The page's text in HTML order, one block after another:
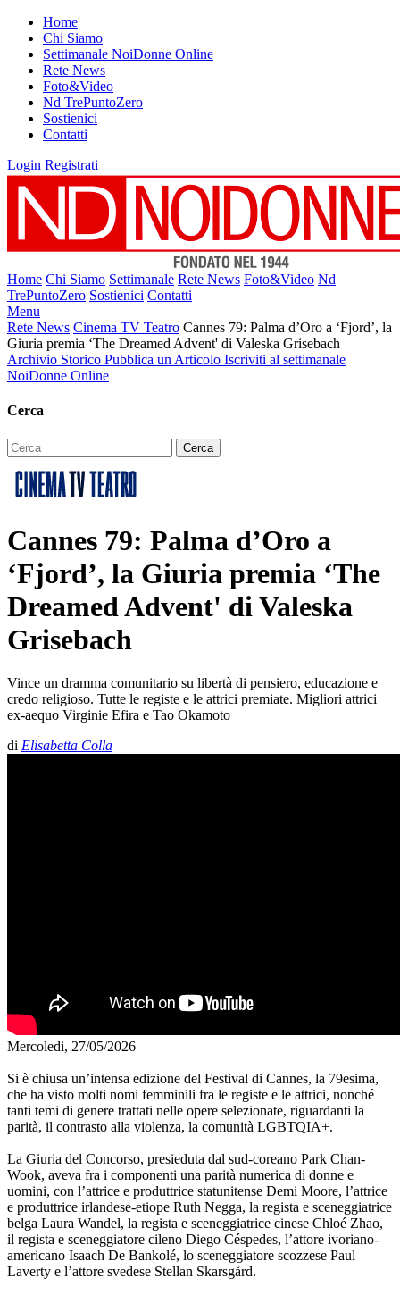
Home
Chi Siamo
Settimanale NoiDonne Online
Rete News
Foto&Video
Nd TrePuntoZero
Sostienici
Contatti
Login Registrati
Home Chi Siamo Settimanale Rete News Foto&Video Nd
TrePuntoZero Sostienici Contatti
Menu
Rete News Cinema TV Teatro Cannes 79: Palma d’Oro a ‘Fjord’, la
Giuria premia ‘The Dreamed Advent' di Valeska Grisebach
Archivio Storico Pubblica un Articolo Iscriviti al settimanale
NoiDonne Online
Cerca
Cannes 79: Palma d’Oro a
‘Fjord’, la Giuria premia ‘The
Dreamed Advent' di Valeska
Grisebach
Vince un dramma comunitario su libertà di pensiero, educazione e
credo religioso. Tutte le registe e le attrici premiate. Migliori attrici
ex-aequo Virginie Efira e Tao Okamoto
di Elisabetta Colla
Mercoledi, 27/05/2026
Si è chiusa un’intensa edizione del Festival di Cannes, la 79esima,
che ha visto molti nomi femminili fra le registe e le attrici, nonché
tanti temi di genere trattati nelle opere selezionate, riguardanti la
parità, il contrasto alla violenza, la comunità LGBTQIA+.
La Giuria del Concorso, presieduta dal sud-coreano Park Chan-
Wook, aveva fra i componenti una parità numerica di donne e
uomini, con l’attrice e produttrice statunitense Demi Moore, l’attrice
e produttrice irlandese-etiope Ruth Negga, la regista e sceneggiatrice
belga Laura Wandel, la regista e sceneggiatrice cinese Chloé Zhao,
il regista e sceneggiatore cileno Diego Céspedes, l’attore ivoriano-
americano Isaach De Bankolé, lo sceneggiatore scozzese Paul
Laverty e l’attore svedese Stellan Skarsgård.